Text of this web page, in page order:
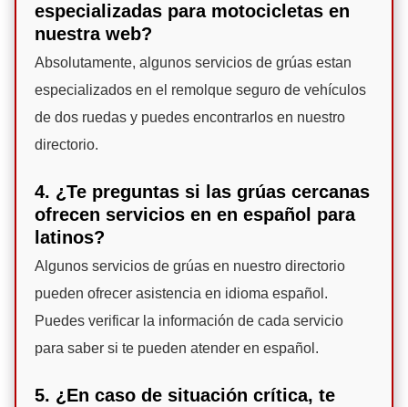
especializadas para motocicletas en
nuestra web?
Absolutamente, algunos servicios de grúas estan
especializados en el remolque seguro de vehículos
de dos ruedas y puedes encontrarlos en nuestro
directorio.
4. ¿Te preguntas si las grúas cercanas
ofrecen servicios en en español para
latinos?
Algunos servicios de grúas en nuestro directorio
pueden ofrecer asistencia en idioma español.
Puedes verificar la información de cada servicio
para saber si te pueden atender en español.
5. ¿En caso de situación crítica, te